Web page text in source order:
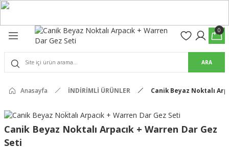
Pro Pantolon
Pantolon
& Kalkanlar
ARA
0
Anasayfa İNDİRİMLİ ÜRÜNLER Canik Beyaz Noktalı
Canik Beyaz Noktalı Arpacık + Warren Dar Gez
Seti